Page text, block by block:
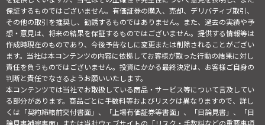
保証するものではございません。有価証券の購入、売却、デリバティブ取引、
その他の取引を推奨し、勧誘するものではありません。また、過去の実績や予
想・意見は、将来の結果を保証するものではございません。提供する情報等は
作成時現在のものであり、今後予告なしに変更または削除されることがござい
ます。当社は本コンテンツの内容に依拠してお客様が取った行動の結果に対し
責任を負うものではございません。投資にかかる最終決定は、お客様ご自身の
判断と責任でなさるようお願いいたします。
本コンテンツでは当社でお取扱している商品・サービス等について言及してい
る部分があります。商品ごとに手数料等およびリスクは異なりますので、詳し
くは「契約締結前交付書面」、「上場有価証券等書面」、「目論見書」、「目